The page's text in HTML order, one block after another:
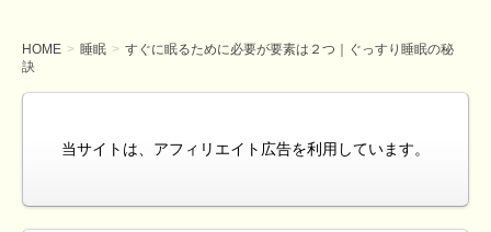
HOME 睡眠
すぐに眠るために必要が要素は２つ｜ぐっすり睡眠の秘
訣
当サイトは、アフィリエイト広告を利用しています。